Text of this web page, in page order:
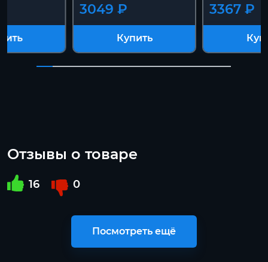
3049 ₽
Купить
3367 ₽
Отзывы о товаре
16 0
Посмотреть ещё